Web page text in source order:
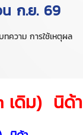
น ก.ย. 69
ความ การใช้เหตุผล
เดิม) นิด้า